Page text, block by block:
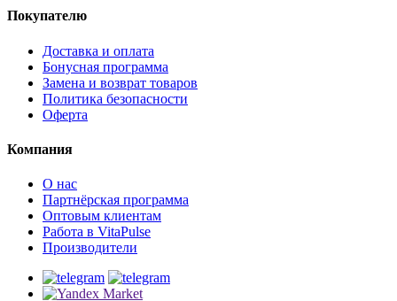
Покупателю
Доставка и оплата
Бонусная программа
Замена и возврат товаров
Политика безопасности
Оферта
Компания
О нас
Партнёрская программа
Оптовым клиентам
Работа в VitaPulse
Производители